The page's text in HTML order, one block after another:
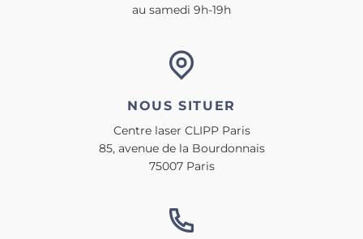
au samedi 9h-19h
NOUS SITUER
Centre laser CLIPP Paris
85, avenue de la Bourdonnais
75007 Paris